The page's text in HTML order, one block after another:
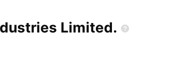
Limited.